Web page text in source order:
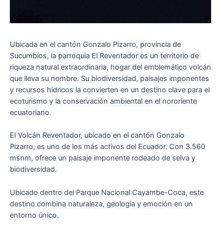
Ubicada en el cantón Gonzalo Pizarro, provincia de
Sucumbíos, la parroquia El Reventador es un territorio de
riqueza natural extraordinaria, hogar del emblemático volcán
que lleva su nombre. Su biodiversidad, paisajes imponentes
y recursos hídricos la convierten en un destino clave para el
ecoturismo y la conservación ambiental en el nororiente
ecuatoriano.
El Volcán Reventador, ubicado en el cantón Gonzalo
Pizarro, es uno de los más activos del Ecuador. Con 3.560
msnm, ofrece un paisaje imponente rodeado de selva y
biodiversidad.
Ubicado dentro del Parque Nacional Cayambe-Coca, este
destino combina naturaleza, geología y emoción en un
entorno único.